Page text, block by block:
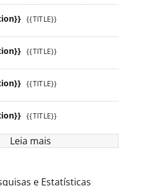
{{TITLE}}
{{TITLE}}
{{TITLE}}
{{TITLE}}
Leia mais
e Estatísticas